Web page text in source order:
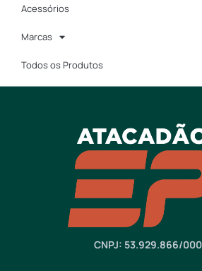
Acessórios
Marcas
Todos os Produtos
CNPJ: 53.929.866/